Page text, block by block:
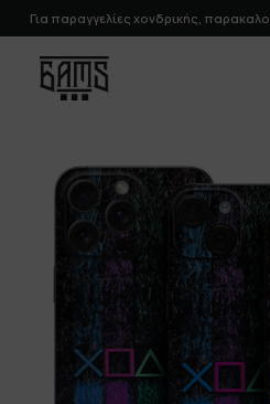
Για παραγγελίες χονδρικής,